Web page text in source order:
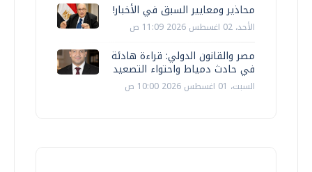
محاذير ومعايير السبق في الأخبار!
الأحد، 02 اغسطس 2026 11:09 ص
مصر والقانون الدولي: قراءة هادئة
في حادث دمياط واحتواء التصعيد
السبت، 01 اغسطس 2026 10:00 ص